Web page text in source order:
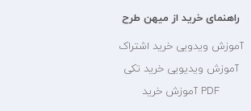
راهنمای خرید از میهن طرح
آموزش ویدویی خرید اشتراک
آموزش ویدیویی خرید تکی
PDF آموزش خرید